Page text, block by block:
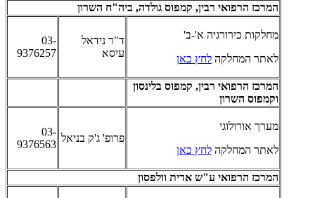
המרכז הרפואי רבין, קמפוס גולדה, ביה"ח השרון
מחלקות כירורגיה א'-ב'
לאתר המחלקה לחץ כאן
ד"ר נידאל
עיסא
03-
9376257
המרכז הרפואי רבין, קמפוס בלינסון
וקמפוס השרון
מערך אורולוגי
לאתר המחלקה לחץ כאן
פרופ' ג'ק בניאל
03-
9376563
המרכז הרפואי ע"ש אדית וולפסון